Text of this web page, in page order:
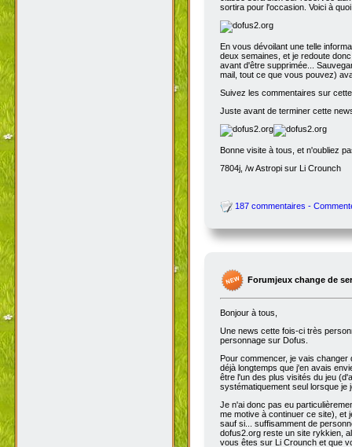
sortira pour l'occasion. Voici à
En vous dévoilant une telle
deux semaines, et je redoute
avant d'être supprimée...
mail, tout ce que vous pouvez)
Suivez les commentaires sur
Juste avant de terminer cette
Bonne visite à tous, et n'oubliez
7804j, /w Astropi sur Li Crounch
187 commentaires -
Forumjeux change de
Bonjour à tous,
Une news cette fois-ci très
personnage sur Dofus.
Pour commencer, je vais
déjà longtemps que j'en avais
être l'un des plus visités du jeu
systématiquement seul lorsque je
Je n'ai donc pas eu
me motive à continuer ce site), et
sauf si... suffisamment de
dofus2.org reste un site rykkien,
vous êtes sur Li Crounch et que